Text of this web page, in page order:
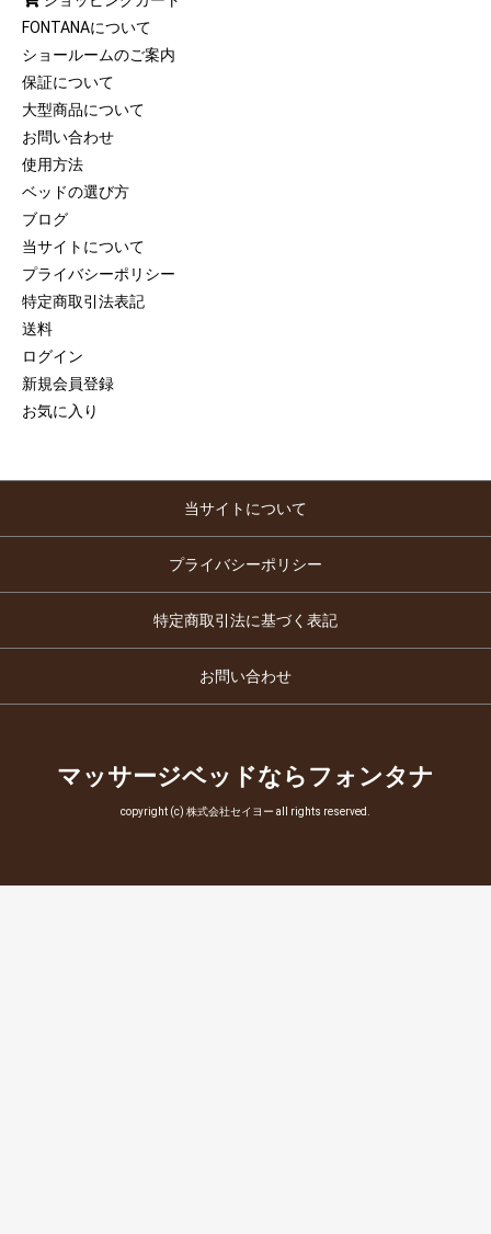
FONTANAについて
ショールームのご案内
保証について
大型商品について
お問い合わせ
使用方法
ベッドの選び方
ブログ
当サイトについて
プライバシーポリシー
特定商取引法表記
送料
ログイン
新規会員登録
お気に入り
当サイトについて
プライバシーポリシー
特定商取引法に基づく表記
お問い合わせ
マッサージベッドならフォンタナ
copyright (c) 株式会社セイヨー all rights reserved.